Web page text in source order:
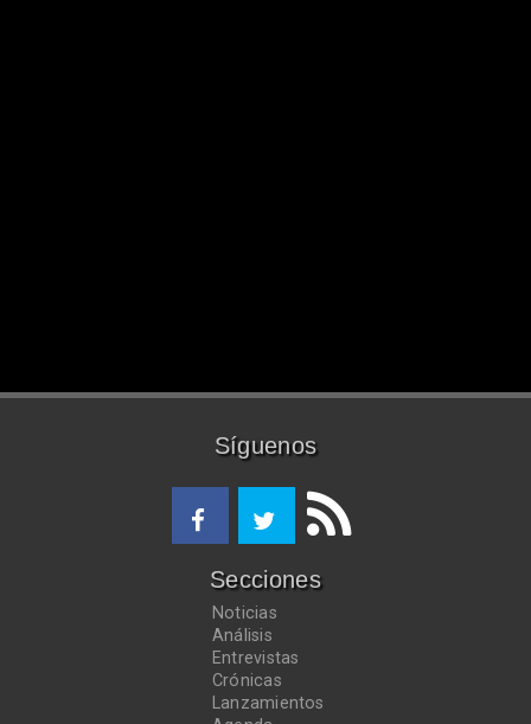
Síguenos
Secciones
Noticias
Análisis
Entrevistas
Crónicas
Lanzamientos